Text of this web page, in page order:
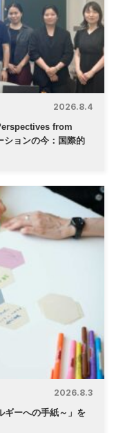
2026.8.4
from
ョンの今：国際的
2026.8.3
ギーへの手紙～」を